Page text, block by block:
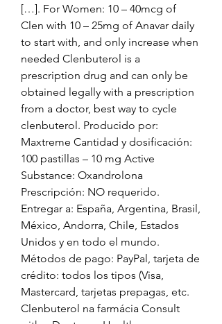
[…]. For Women: 10 – 40mcg of
Clen with 10 – 25mg of Anavar daily
to start with, and only increase when
needed Clenbuterol is a
prescription drug and can only be
obtained legally with a prescription
from a doctor, best way to cycle
clenbuterol. Producido por:
Maxtreme Cantidad y dosificación:
100 pastillas – 10 mg Active
Substance: Oxandrolona
Prescripción: NO requerido.
Entregar a: España, Argentina, Brasil,
México, Andorra, Chile, Estados
Unidos y en todo el mundo.
Métodos de pago: PayPal, tarjeta de
crédito: todos los tipos (Visa,
Mastercard, tarjetas prepagas, etc.
Clenbuterol na farmácia Consult